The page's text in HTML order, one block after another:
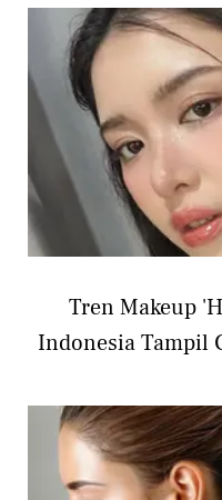
Tren Makeup
Indonesia Tampil